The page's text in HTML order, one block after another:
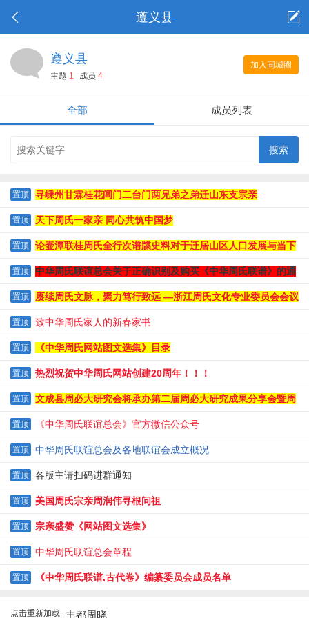
遵义县
加入同城圈
遵义县
主题 1 成员 4
全部 成员列表
置顶 寻嵊州甘霖桂花阊门二台门两兄弟之弟迁山东支宗亲
置顶 天下周氏一家亲 同心共筑中国梦
置顶 论壶潭联桂周氏全行次谱牒史料对于迁居山区人口发展与当下
人口下滑危机的独特文史价值
置顶 中华周氏联谊总会关于正确识别及购买《中华周氏联谱》的通
知
置顶 赓续周氏文脉，聚力笃行致远 —浙江周氏文化专业委员会会议
纪实
置顶 致中华周氏家人的新春家书
置顶 《中华周氏网站图文选集》目录
置顶 热烈祝贺中华周氏网站创建20周年！！！
置顶 文成县周必大研究会将承办第二届周必大研究成果分享会暨周
必大逝辰820周年纪念大会
置顶 《中华周氏联谊总会》官方微信公众号
置顶 中华周氏联谊总会及各地联谊会成立概况
置顶 各版主请扫码进群通知
置顶 美国周氏宗亲周润伟寻根问祖
置顶 宗亲盛赞《网站图文选集》
置顶 中华周氏联谊总会章程
置顶 《中华周氏联谱.古代卷》编纂委员会成员名单
点击重新加载 丰都周晓